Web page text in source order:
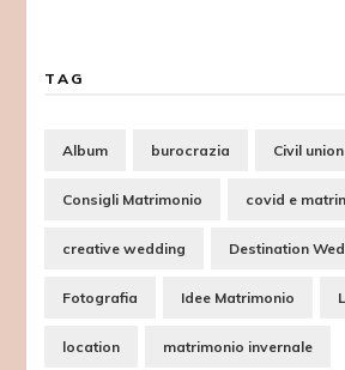
TAG
Album burocrazia Civil union
Consigli Matrimonio covid e
creative wedding Destination
Fotografia Idee Matrimonio
location matrimonio invernale